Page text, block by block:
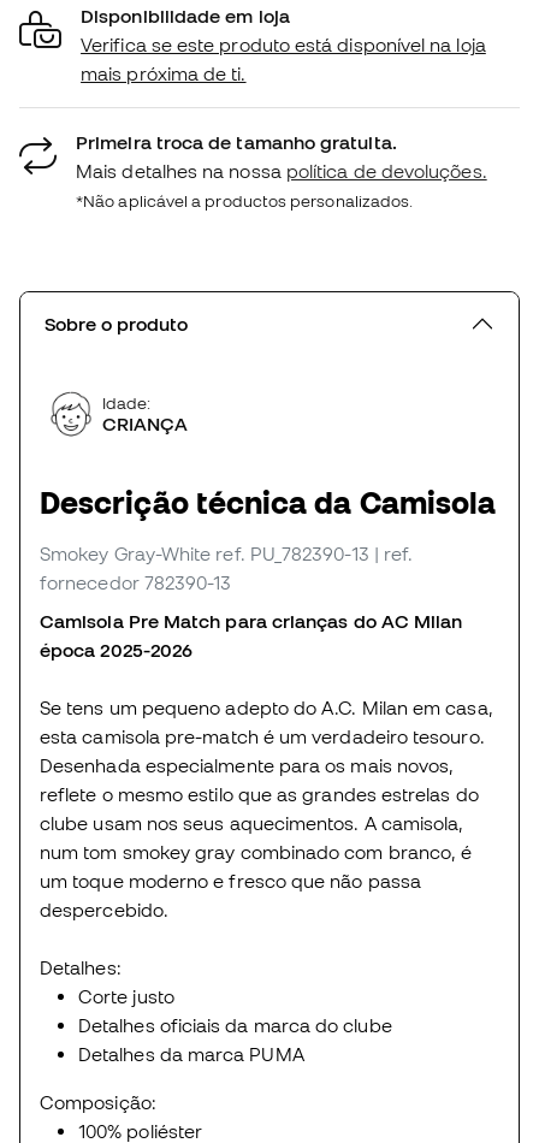
Disponibilidade em loja
Verifica se este produto está disponível na loja
mais próxima de ti.
Primeira troca de tamanho gratuita.
Mais detalhes na nossa política de devoluções.
*Não aplicável a productos personalizados.
Sobre o produto
Idade:
CRIANÇA
Descrição técnica da Camisola
Smokey Gray-White ref. PU_782390-13 | ref.
fornecedor 782390-13
Camisola Pre Match para crianças do AC Milan
época 2025-2026
Se tens um pequeno adepto do A.C. Milan em casa,
esta camisola pre-match é um verdadeiro tesouro.
Desenhada especialmente para os mais novos,
reflete o mesmo estilo que as grandes estrelas do
clube usam nos seus aquecimentos. A camisola,
num tom smokey gray combinado com branco, é
um toque moderno e fresco que não passa
despercebido.
Detalhes:
Corte justo
Detalhes oficiais da marca do clube
Detalhes da marca PUMA
Composição:
100% poliéster